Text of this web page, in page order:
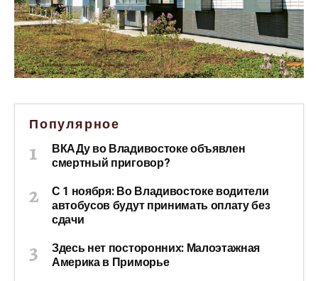
Популярное
ВКАДу во Владивостоке объявлен
смертный приговор?
С 1 ноября: Во Владивостоке водители
автобусов будут принимать оплату без
сдачи
Здесь нет посторонних: Малоэтажная
Америка в Приморье